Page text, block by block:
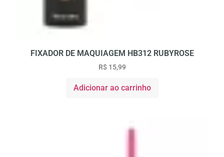
FIXADOR DE MAQUIAGEM HB312 RUBYROSE
R$15,99
Adicionar ao carrinho